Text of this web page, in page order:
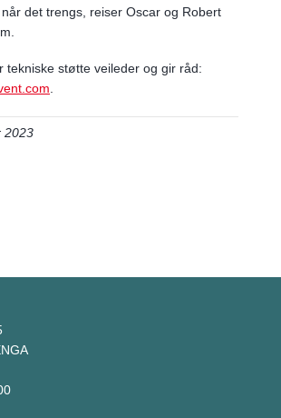
det trengs, reiser Oscar og Robert
tekniske støtte veileder og gir råd:
2023